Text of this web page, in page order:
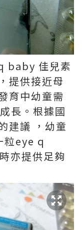
baby 佳兒素
提供接近母
育中幼童需
長。根據國
建議 ，幼童
粒eye q
亦提供足夠